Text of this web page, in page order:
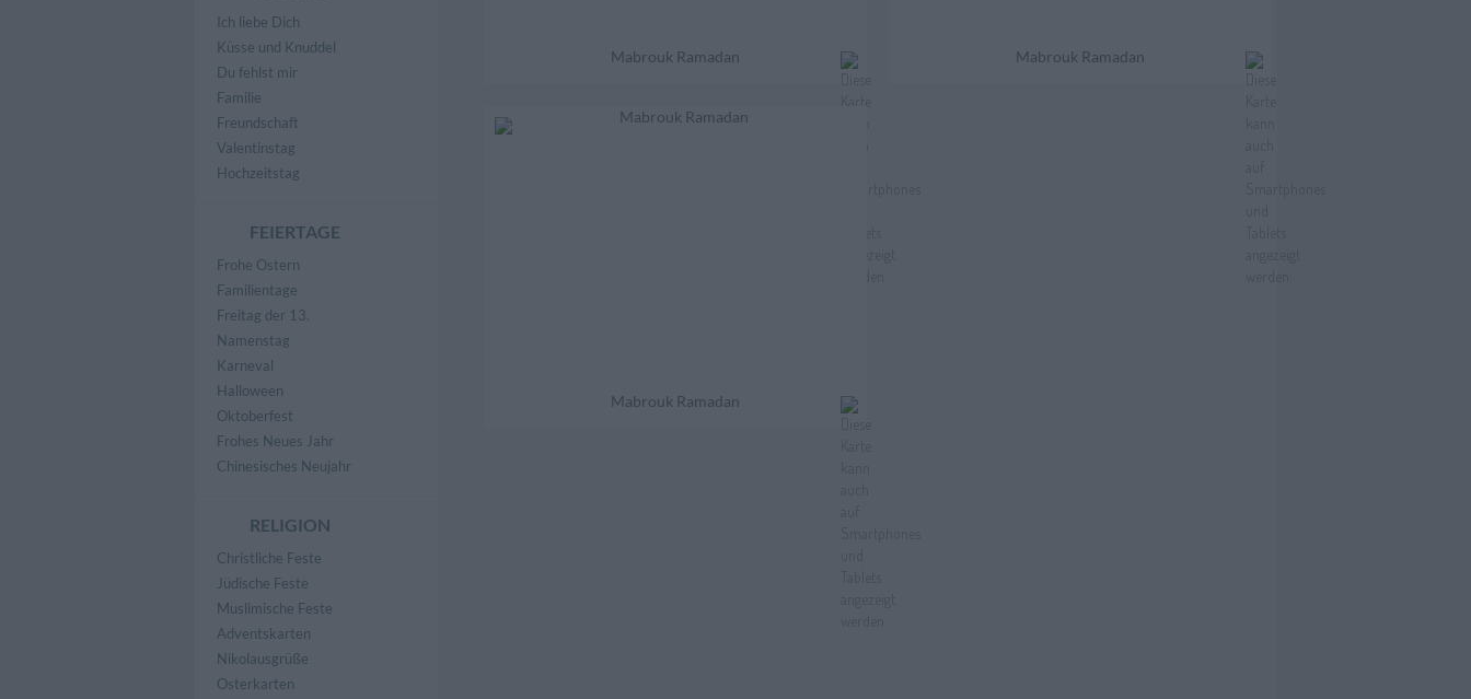
Ich liebe Dich
Küsse und Knuddel
Du fehlst mir
Familie
Freundschaft
Valentinstag
Hochzeitstag
FEIERTAGE
Frohe Ostern
Familientage
Freitag der 13.
Namenstag
Karneval
Halloween
Oktoberfest
Frohes Neues Jahr
Chinesisches Neujahr
RELIGION
Christliche Feste
Jüdische Feste
Muslimische Feste
Adventskarten
Nikolausgrüße
Osterkarten
Mabrouk Ramadan Mabrouk Ramadan
Mabrouk Ramadan